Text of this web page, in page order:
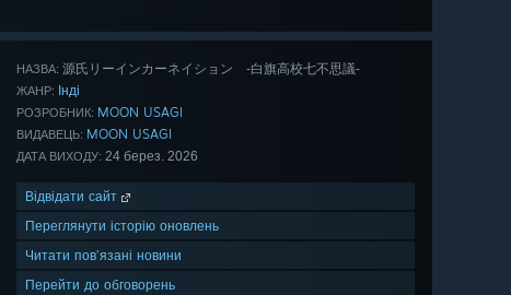
НАЗВА: 源氏リーインカーネイション -白旗高校七不思議-
ЖАНР: Інді
РОЗРОБНИК: MOON USAGI
ВИДАВЕЦЬ: MOON USAGI
ДАТА ВИХОДУ: 24 берез. 2026
Відвідати сайт
Переглянути історію оновлень
Читати пов’язані новини
Перейти до обговорень